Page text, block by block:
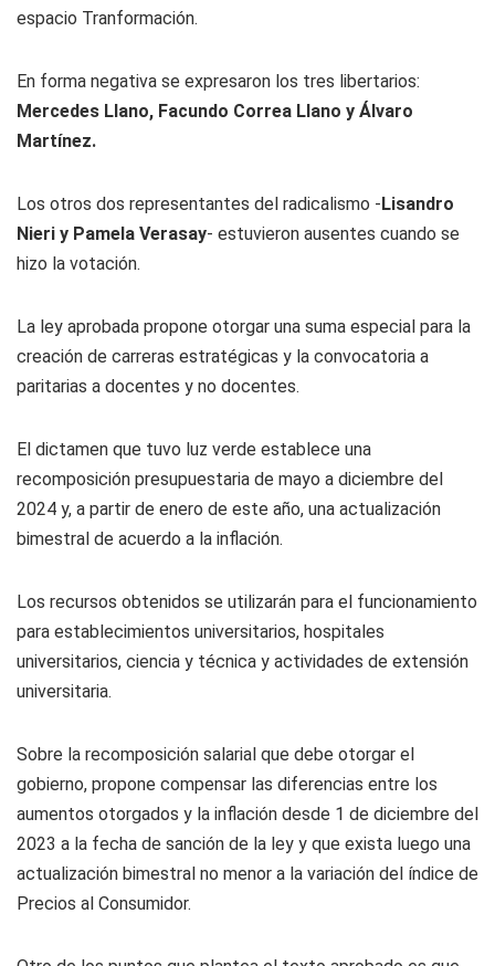
espacio Tranformación.
En forma negativa se expresaron los tres libertarios:
Mercedes Llano, Facundo Correa Llano y Álvaro
Martínez.
Los otros dos representantes del radicalismo -Lisandro
Nieri y Pamela Verasay- estuvieron ausentes cuando se
hizo la votación.
La ley aprobada propone otorgar una suma especial para la
creación de carreras estratégicas y la convocatoria a
paritarias a docentes y no docentes.
El dictamen que tuvo luz verde establece una
recomposición presupuestaria de mayo a diciembre del
2024 y, a partir de enero de este año, una actualización
bimestral de acuerdo a la inflación.
Los recursos obtenidos se utilizarán para el funcionamiento
para establecimientos universitarios, hospitales
universitarios, ciencia y técnica y actividades de extensión
universitaria.
Sobre la recomposición salarial que debe otorgar el
gobierno, propone compensar las diferencias entre los
aumentos otorgados y la inflación desde 1 de diciembre del
2023 a la fecha de sanción de la ley y que exista luego una
actualización bimestral no menor a la variación del índice de
Precios al Consumidor.